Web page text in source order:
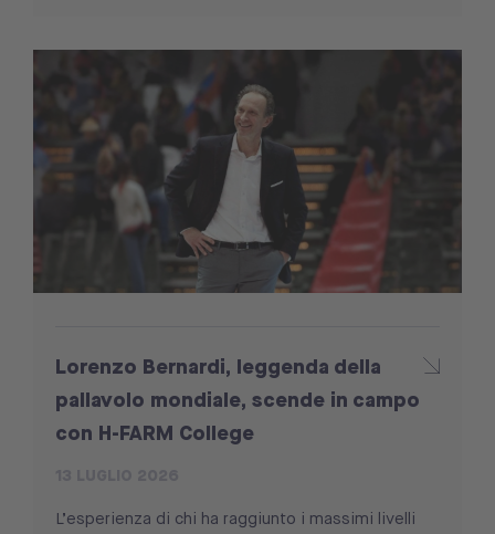
Lorenzo Bernardi, leggenda della
pallavolo mondiale, scende in campo
con H-FARM College
L’esperienza di chi ha raggiunto i massimi livelli